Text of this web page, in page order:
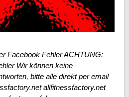
Facebook Fehler ACHTUNG:
Wir können keine
bitte alle direkt per email
allfitnessfactory.net